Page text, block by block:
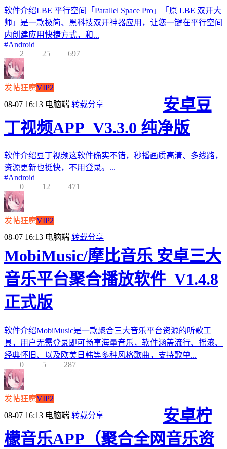
软件介绍LBE 平行空间「Parallel Space Pro」「原 LBE 双开大
师」是一款极简、黑科技双开神器应用，让您一键在平行空间
内创建应用快捷方式，和...
#Android
2
25 697
发帖狂魔VIP2
08-07 16:13 电脑端 转载分享
安卓豆
丁视频APP_V3.3.0 纯净版
软件介绍豆丁视频这软件确实不错，秒播画质高清、多线路，
资源更新也挺快，不用登录。...
#Android
0
12 471
发帖狂魔VIP2
08-07 16:13 电脑端 转载分享
MobiMusic/摩比音乐 安卓三大
音乐平台聚合播放软件_V1.4.8
正式版
软件介绍MobiMusic是一款聚合三大音乐平台资源的听歌工
具，用户无需登录即可畅享海量音乐，软件涵盖流行、摇滚、
经典怀旧、以及欧美日韩等多种风格歌曲，支持歌单...
0
5 287
发帖狂魔VIP2
08-07 16:13 电脑端 转载分享
安卓柠
檬音乐APP（聚合全网音乐资